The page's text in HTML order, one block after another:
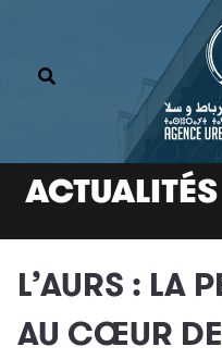
ACTUALITÉS
L’AURS : LA
AU CŒUR